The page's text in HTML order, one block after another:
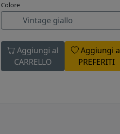
Colore
Vintage giallo
Aggiungi al
CARRELLO
Aggiungi
PREFERITI